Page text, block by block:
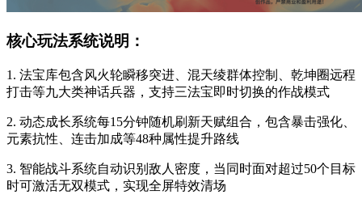
核心玩法系统说明：
1. 法宝库包含风火轮瞬移突进、混天绫群体控制、乾坤圈远程
打击等九大类神话兵器，支持三法宝即时切换的作战模式
2. 动态成长系统每15分钟随机刷新天赋组合，包含暴击强化、
元素抗性、连击加成等48种属性提升路线
3. 智能战斗系统自动识别敌人密度，当同时面对超过50个目标
时可激活无双模式，实现全屏特效清场